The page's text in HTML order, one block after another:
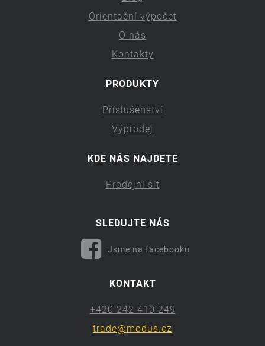
Orientační výpočet
O nás
Kontakty
PRODUKTY
Příslušenství
Výprodej
KDE NÁS NAJDETE
Prodejní síť
SLEDUJTE NÁS
Jsme na facebooku
KONTAKT
+420 242 410 249
trade@modus.cz